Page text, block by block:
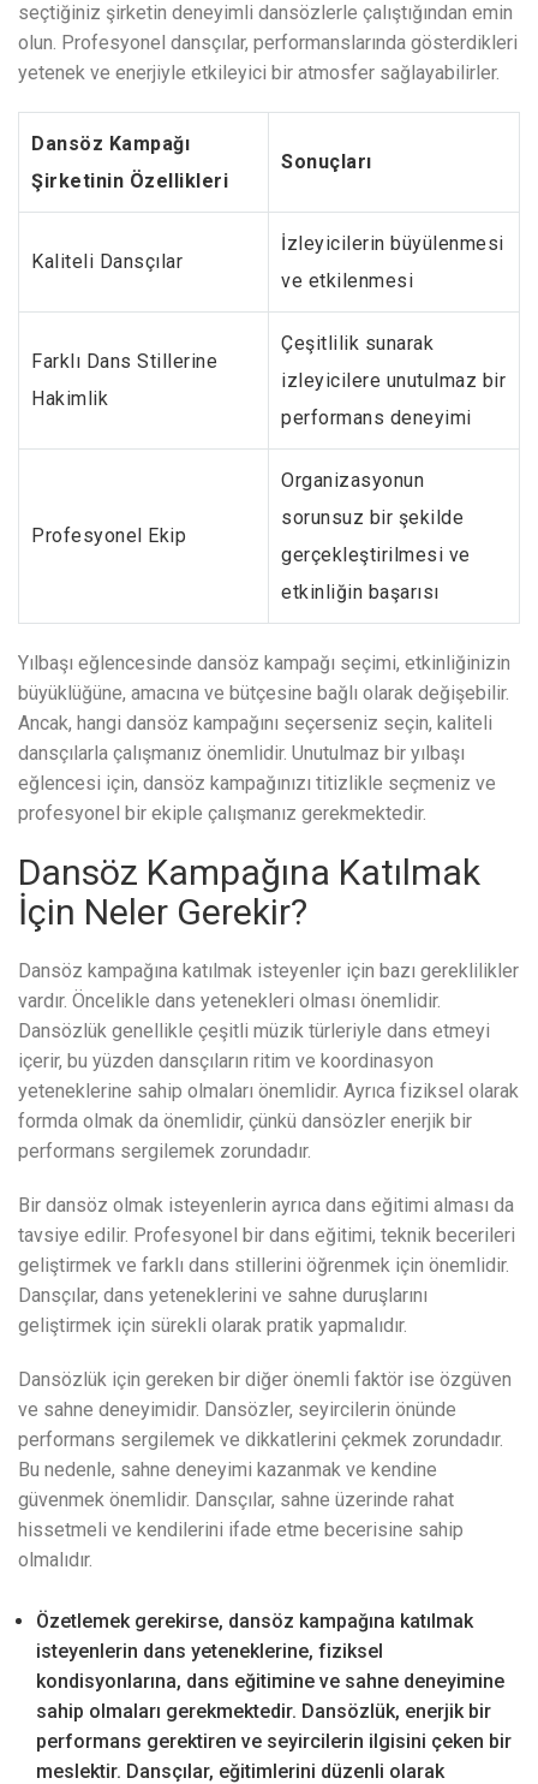
seçtiğiniz şirketin deneyimli dansözlerle çalıştığından emin
olun. Profesyonel dansçılar, performanslarında gösterdikleri
yetenek ve enerjiyle etkileyici bir atmosfer sağlayabilirler.
Dansöz Kampağı
Şirketinin Özellikleri
Sonuçları
Kaliteli Dansçılar
İzleyicilerin büyülenmesi
ve etkilenmesi
Farklı Dans Stillerine
Hakimlik
Çeşitlilik sunarak
izleyicilere unutulmaz bir
performans deneyimi
Profesyonel Ekip
Organizasyonun
sorunsuz bir şekilde
gerçekleştirilmesi ve
etkinliğin başarısı
Yılbaşı eğlencesinde dansöz kampağı seçimi, etkinliğinizin
büyüklüğüne, amacına ve bütçesine bağlı olarak değişebilir.
Ancak, hangi dansöz kampağını seçerseniz seçin, kaliteli
dansçılarla çalışmanız önemlidir. Unutulmaz bir yılbaşı
eğlencesi için, dansöz kampağınızı titizlikle seçmeniz ve
profesyonel bir ekiple çalışmanız gerekmektedir.
Dansöz Kampağına Katılmak
İçin Neler Gerekir?
Dansöz kampağına katılmak isteyenler için bazı gereklilikler
vardır. Öncelikle dans yetenekleri olması önemlidir.
Dansözlük genellikle çeşitli müzik türleriyle dans etmeyi
içerir, bu yüzden dansçıların ritim ve koordinasyon
yeteneklerine sahip olmaları önemlidir. Ayrıca fiziksel olarak
formda olmak da önemlidir, çünkü dansözler enerjik bir
performans sergilemek zorundadır.
Bir dansöz olmak isteyenlerin ayrıca dans eğitimi alması da
tavsiye edilir. Profesyonel bir dans eğitimi, teknik becerileri
geliştirmek ve farklı dans stillerini öğrenmek için önemlidir.
Dansçılar, dans yeteneklerini ve sahne duruşlarını
geliştirmek için sürekli olarak pratik yapmalıdır.
Dansözlük için gereken bir diğer önemli faktör ise özgüven
ve sahne deneyimidir. Dansözler, seyircilerin önünde
performans sergilemek ve dikkatlerini çekmek zorundadır.
Bu nedenle, sahne deneyimi kazanmak ve kendine
güvenmek önemlidir. Dansçılar, sahne üzerinde rahat
hissetmeli ve kendilerini ifade etme becerisine sahip
olmalıdır.
Özetlemek gerekirse, dansöz kampağına katılmak
isteyenlerin dans yeteneklerine, fiziksel
kondisyonlarına, dans eğitimine ve sahne deneyimine
sahip olmaları gerekmektedir. Dansözlük, enerjik bir
performans gerektiren ve seyircilerin ilgisini çeken bir
meslektir. Dansçılar, eğitimlerini düzenli olarak